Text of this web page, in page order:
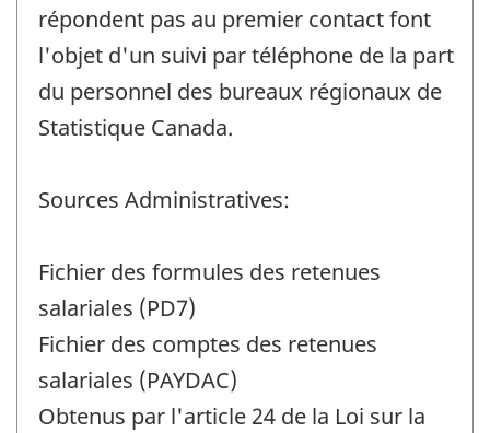
répondent pas au premier contact font
l'objet d'un suivi par téléphone de la part
du personnel des bureaux régionaux de
Statistique Canada.
Sources Administratives:
Fichier des formules des retenues
salariales (PD7)
Fichier des comptes des retenues
salariales (PAYDAC)
Obtenus par l'article 24 de la Loi sur la